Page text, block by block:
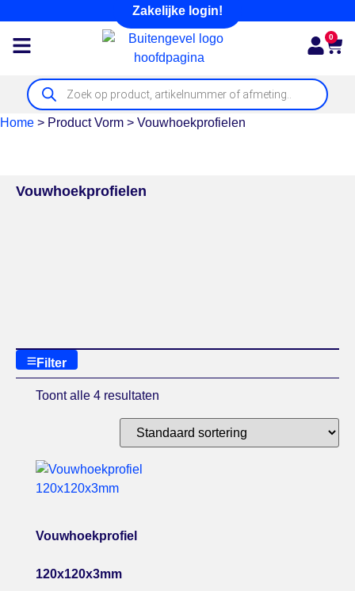
Zakelijke login!
0
Home > Product Vorm > Vouwhoekprofielen
Vouwhoekprofielen
Filter
Toont alle 4 resultaten
Vouwhoekprofiel
120x120x3mm